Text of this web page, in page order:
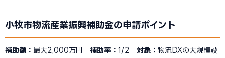
小牧市物流産業振興補助金の申請ポイント
補助額： 最大2,000万円 補助率： 1/2 対象： 物流DXの大規模設